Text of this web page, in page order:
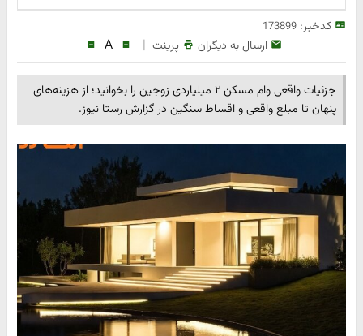
کدخبر:173899
ارسال به دیگران پرینت |
A
جزئیات واقعی وام مسکن ۲ میلیاردی زوجین را بخوانید؛ از هزینه‌های
پنهان تا مبلغ واقعی و اقساط سنگین در گزارش رستا نیوز.